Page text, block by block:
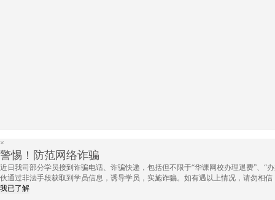
×
警惕！防范网络诈骗
近日我司部分学员接到诈骗电话、诈骗快递，包括但不限于“华课网校办理退费”、“
伙通过非法手段获取到学员信息，诱导学员，实施诈骗。如有遇以上情况，请勿相
我已了解